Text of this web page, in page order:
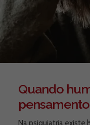
Quando
Na psiquiatria existe